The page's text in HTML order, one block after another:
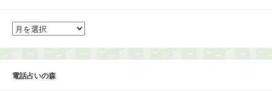
ア
ー
イ
電話占いの森